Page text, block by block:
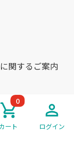
関するご案内
ト
カート
0
ログイン